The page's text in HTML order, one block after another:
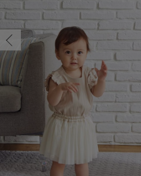
ベビー ブルマ
ベビー スカート
ベビートップス
ベビー アウター
ベビー セットアップ
スタイ・よだれかけ（新生児・ベビー）
ベビー帽子（新生児・乳児）
ベビー 雑貨 小物
ベビー安全グッズ
ベビーおもちゃ
メモリアルグッズ
授乳・調乳・お食事
赤ちゃん 洗剤・洗濯用品・お掃除
ベビーの動物なりきり特集
ベビー 夏のお役立ちグッズ特集
【素材別】ベビーロンパース特集
袴ロンパース特集
【アウトレット】パジャマ
【アウトレット】インナー
【アウトレット】ベビー
コットン素材
冷房対策
接触冷感素材
Tシャツブラ
ブラトップ
親子セット
快適機能ウェア特集 トップス